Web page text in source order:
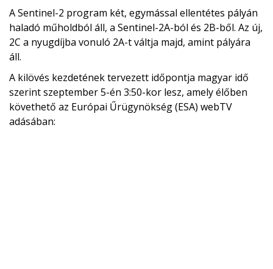
A Sentinel-2 program két, egymással ellentétes pályán
haladó műholdból áll, a Sentinel-2A-ból és 2B-ből. Az új,
2C a nyugdíjba vonuló 2A-t váltja majd, amint pályára
áll.
A kilövés kezdetének tervezett időpontja magyar idő
szerint szeptember 5-én 3:50-kor lesz, amely élőben
követhető az Európai Űrügynökség (ESA) webTV
adásában: